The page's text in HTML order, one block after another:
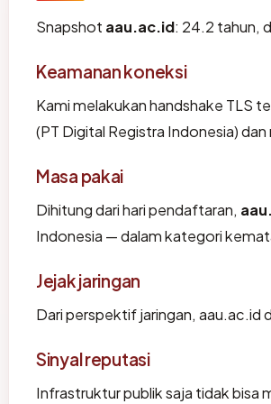
Snapshot aau.ac.id: 24.2 tahun,
Keamanan koneksi
Kami melakukan handshake TLS
(PT Digital Registra Indonesia)
Masa pakai
Dihitung dari hari pendaftaran,
Indonesia — dalam kategori
Jejak jaringan
Dari perspektif jaringan, aau.ac.id
Sinyal reputasi
Infrastruktur publik saja tidak bisa